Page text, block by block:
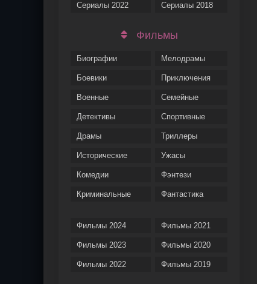
Сериалы 2022 Сериалы 2018
Фильмы
Биографии
Боевики
Военные
Детективы
Драмы
Исторические
Комедии
Криминальные
Мелодрамы
Приключения
Семейные
Спортивные
Триллеры
Ужасы
Фэнтези
Фантастика
Фильмы 2024
Фильмы 2023
Фильмы 2022
Фильмы 2021
Фильмы 2020
Фильмы 2019